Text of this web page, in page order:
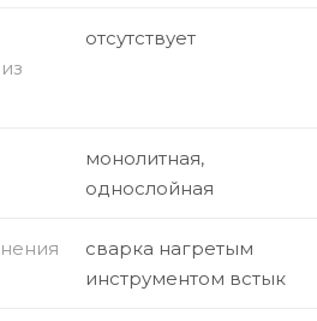
отсутствует
монолитная,
однослойная
сварка нагретым
инструментом встык